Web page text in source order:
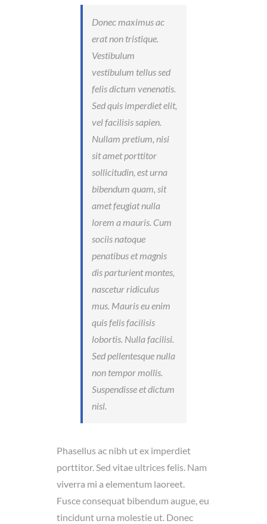
Donec maximus ac
erat non tristique.
Vestibulum
vestibulum tellus sed
felis dictum venenatis.
Sed quis imperdiet elit,
vel facilisis sapien.
Nullam pretium, nisi
sit amet porttitor
sollicitudin, est urna
bibendum quam, sit
amet feugiat nulla
lorem a mauris. Cum
sociis natoque
penatibus et magnis
dis parturient montes,
nascetur ridiculus
mus. Mauris eu enim
quis felis facilisis
lobortis. Nulla facilisi.
Sed pellentesque nulla
non tempor mollis.
Suspendisse et dictum
nisl.
Phasellus ac nibh ut ex imperdiet
porttitor. Sed vitae ultrices felis. Nam
viverra mi a elementum laoreet.
Fusce consequat bibendum augue, eu
tincidunt urna molestie ut. Donec